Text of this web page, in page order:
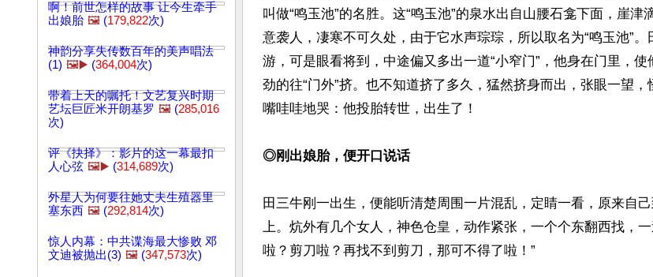
啊！前世怎样的故事 让今生牵手
出娘胎 🖼️ (179,822次)
神韵分享失传数百年的美声唱法
(1) 🖼️▶️ (364,004次)
带着上天的嘱托！文艺复兴时期
艺坛巨匠米开朗基罗 🖼️ (285,016
次)
评《抉择》：影片的这一幕最扣
人心弦 🖼️▶️ (314,689次)
外星人为何要往她丈夫生殖器里
塞东西 🖼️ (292,814次)
惊人内幕：中共谍海最大惨败 邓
文迪被抛出(3) 🖼️ (347,573次)
叫做“鸣玉池”的名胜。这“鸣玉池”的泉水出自山腰石龛下面，崖津
意袭人，凄寒不可久处，由于它水声琮琮，所以取名为“鸣玉池”
游，可是眼看将到，中途偏又多出一道“小窄门”，他身在门里，
劲的往“门外”挤。也不知道挤了多久，猛然挤身而出，张眼一望
嘴哇哇地哭：他投胎转世，出生了！
◎刚出娘胎，便开口说话
田三牛刚一出生，便能听清楚周围一片混乱，定睛一看，原来自
上。炕外有几个女人，神色仓皇，动作紧张，一个个东翻西找，
啦？剪刀啦？再找不到剪刀，那可不得了啦！”